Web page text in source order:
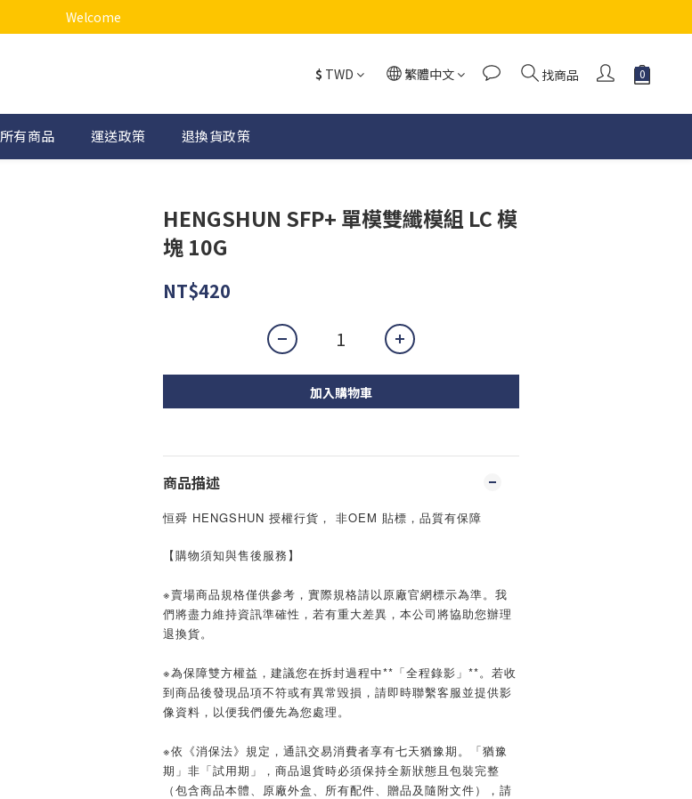
Welcome
$ TWD 繁體中文 找商品
所有商品 運送政策 退換貨政策
HENGSHUN SFP+ 單模雙纖模組 LC 模
塊 10G
NT$420
加入購物車
商品描述
恒舜 HENGSHUN 授權行貨， 非OEM 貼標，品質有保障
【購物須知與售後服務】
※賣場商品規格僅供參考，實際規格請以原廠官網標示為準。我
們將盡力維持資訊準確性，若有重大差異，本公司將協助您辦理
退換貨。
※為保障雙方權益，建議您在拆封過程中**「全程錄影」**。若收
到商品後發現品項不符或有異常毀損，請即時聯繫客服並提供影
像資料，以便我們優先為您處理。
※依《消保法》規定，通訊交易消費者享有七天猶豫期。「猶豫
期」非「試用期」，商品退貨時必須保持全新狀態且包裝完整
（包含商品本體、原廠外盒、所有配件、贈品及隨附文件），請